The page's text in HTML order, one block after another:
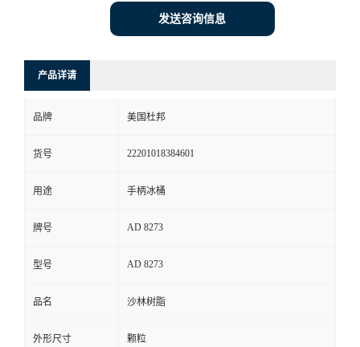
留
言
发送咨询信息
产品详请
品牌 美国杜邦
货号 22201018384601
用途 手柄冰桶
牌号 AD 8273
型号 AD 8273
品名 沙林树脂
外形尺寸 颗粒